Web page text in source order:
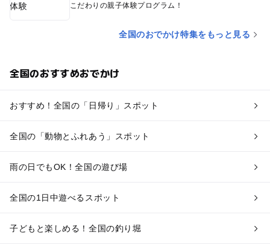
こだわりの親子体験プログラム！
全国のおでかけ特集をもっと見る
全国のおすすめおでかけ
おすすめ！全国の「日帰り」スポット
全国の「動物とふれあう」スポット
雨の日でもOK！全国の遊び場
全国の1日中遊べるスポット
子どもと楽しめる！全国の釣り堀